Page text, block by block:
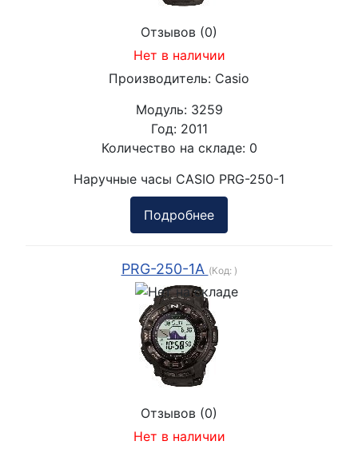
Отзывов (0)
Нет в наличии
Производитель: Casio
Модуль: 3259
Год: 2011
Количество на складе: 0
Наручные часы CASIO PRG-250-1
Подробнее
PRG-250-1A (Код: )
Отзывов (0)
Нет в наличии